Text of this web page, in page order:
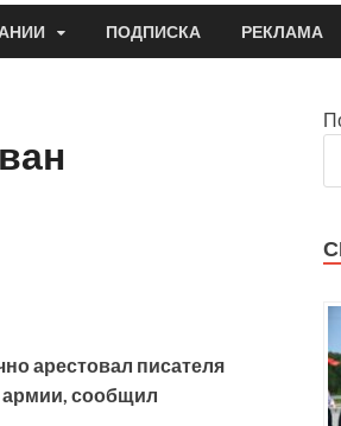
ПОДПИСКА РЕКЛАМА
арестовал писателя
армии, сообщил